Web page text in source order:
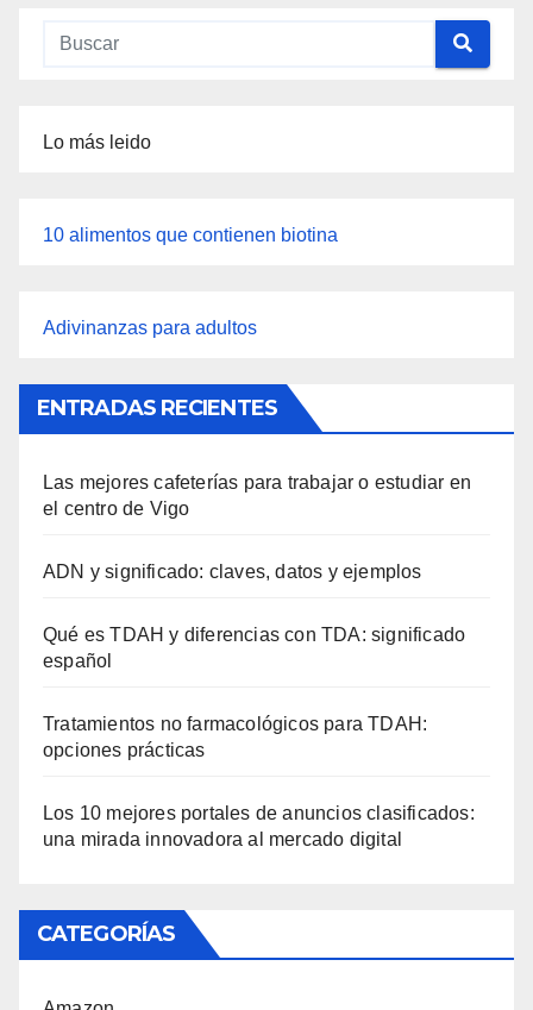
Lo más leido
10 alimentos que contienen biotina
Adivinanzas para adultos
ENTRADAS RECIENTES
Las mejores cafeterías para trabajar o estudiar en
el centro de Vigo
ADN y significado: claves, datos y ejemplos
Qué es TDAH y diferencias con TDA: significado
español
Tratamientos no farmacológicos para TDAH:
opciones prácticas
Los 10 mejores portales de anuncios clasificados:
una mirada innovadora al mercado digital
CATEGORÍAS